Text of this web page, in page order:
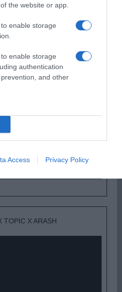
the website or app.
enable storage
enable storage
authentication
and other
Access Privacy Policy
TOPIC X ARASH